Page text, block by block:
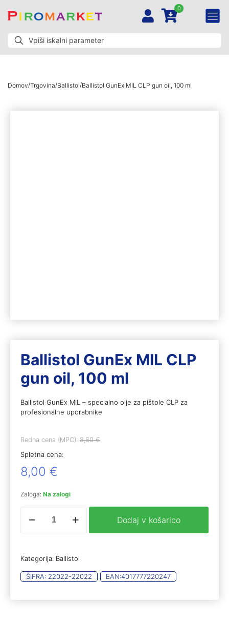
0
Domov/Trgovina/Ballistol/Ballistol GunEx MIL CLP gun oil, 100 ml
Ballistol GunEx MIL CLP
gun oil, 100 ml
Ballistol GunEx MIL – specialno olje za pištole CLP za
profesionalne uporabnike
Redna cena (MPC): 8,60€
Spletna cena:
8,00 €
Zaloga: Na zalogi
GunEx
oil,
ml
Dodaj v košarico
Kategorija: Ballistol
ŠIFRA: 22022-22022 EAN:4017777220247